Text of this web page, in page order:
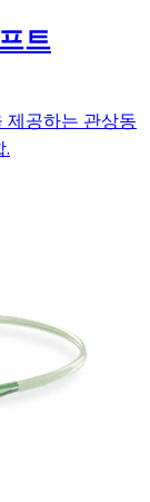
트
제공하는 관상동
.